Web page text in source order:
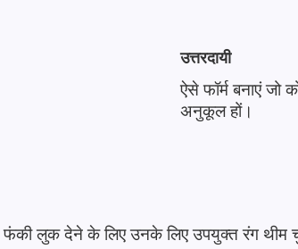
उत्तरदायी
ऐसे फॉर्म बनाएं जो
अनुकूल हों।
फंकी लुक देने के लिए उनके लिए उपयुक्त रंग थीम